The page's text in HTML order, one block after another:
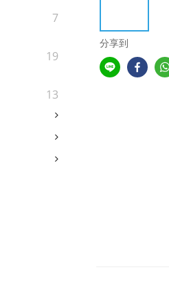
7
19
13
分享到